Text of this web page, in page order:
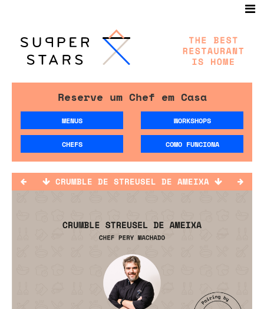
Reserve um Chef em Casa
MENUS WORKSHOPS
CHEFS COMO FUNCIONA
CRUMBLE DE STREUSEL DE AMEIXA